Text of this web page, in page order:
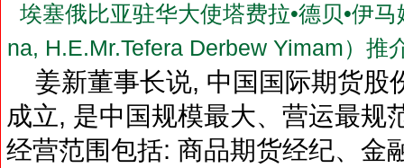
埃塞俄比亚驻华大使塔费拉•德贝•伊
na, H.E.Mr.Tefera Derbew Yimam）推
姜新董事长说, 中国国际期货股
成立, 是中国规模最大、营运最规
经营范围包括: 商品期货经纪、金